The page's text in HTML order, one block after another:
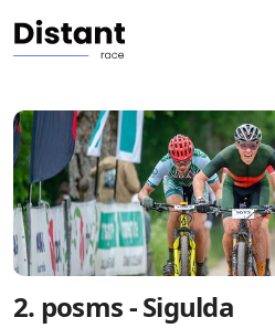
2. posms - Sigulda